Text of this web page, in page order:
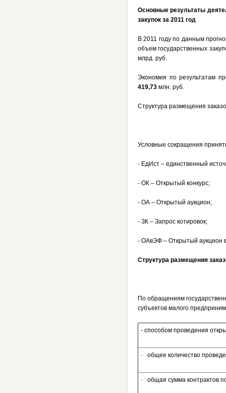
Основные результаты
закупок за 2011 год
В 2011 году по данным
объем государственных
млрд. руб.
Экономия по результатам
419,73 млн. руб.
Структура размещения
Условные сокращения
- ЕдИст – единственный
- ОК – Открытый конкурс;
- ОА – Открытый аукцион;
- ЗК – Запрос котировок;
- ОАвЭФ – Открытый аукцион
Структура размещения
По обращениям
субъектов малого
- способом проведения
· общее количество
· общая сумма контрактов